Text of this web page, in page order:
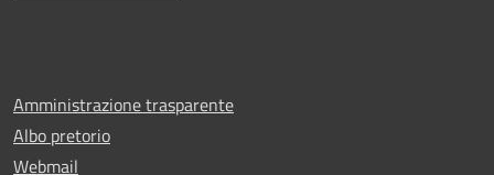
Amministrazione trasparente
Albo pretorio
Webmail